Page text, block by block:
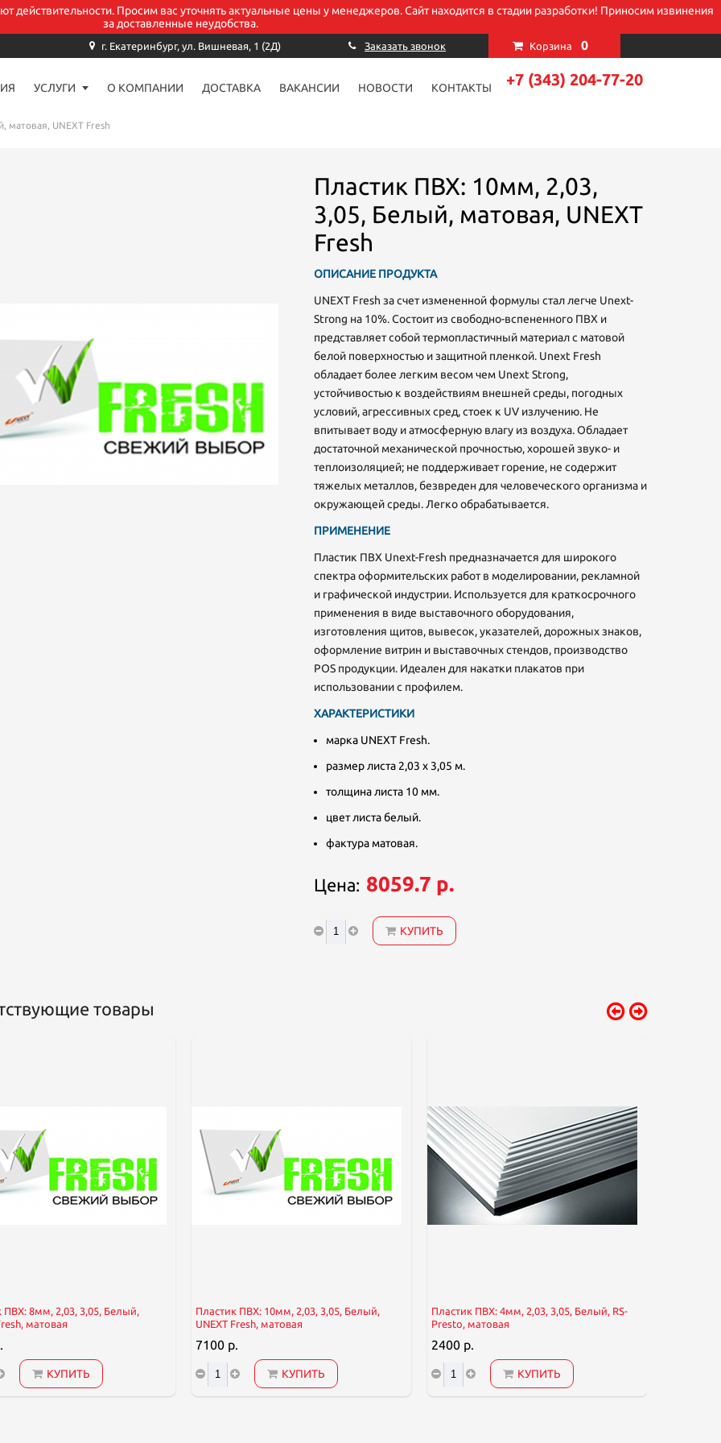
действительности. Просим вас уточнять актуальные цены у менеджеров. Сайт находится в стадии разработки! Приносим извинения
за доставленные неудобства.
г. Екатеринбург, ул. Вишневая, 1 (2Д) Заказать звонок
звонок ×
полностью соответствуют Федеральному закону «О персональных данных» от 27 июля
г. № 152-ФЗ (в частности, пп. 10 п. 1 ст. 6, ст. 8, пп. 4 п. 2 ст. 22), а также выражаю свое согласие
При этом компания обязуется обрабатывать персональные данные, соблюдая их
Корзина 0
УСЛУГИ О КОМПАНИИ ДОСТАВКА ВАКАНСИИ НОВОСТИ КОНТАКТЫ +7 (343) 204-77-20
матовая, UNEXT Fresh
Пластик ПВХ: 10мм, 2,03,
3,05, Белый, матовая, UNEXT
Fresh
ОПИСАНИЕ ПРОДУКТА
UNEXT Fresh за счет измененной формулы стал легче Unext-
Strong на 10%. Состоит из свободно-вспененного ПВХ и
представляет собой термопластичный материал с матовой
белой поверхностью и защитной пленкой. Unext Fresh
обладает более легким весом чем Unext Strong,
устойчивостью к воздействиям внешней среды, погодных
условий, агрессивных сред, стоек к UV излучению. Не
впитывает воду и атмосферную влагу из воздуха. Обладает
достаточной механической прочностью, хорошей звуко- и
теплоизоляцией; не поддерживает горение, не содержит
тяжелых металлов, безвреден для человеческого организма и
окружающей среды. Легко обрабатывается.
ПРИМЕНЕНИЕ
Пластик ПВХ Unext-Fresh предназначается для широкого
спектра оформительских работ в моделировании, рекламной
и графической индустрии. Используется для краткосрочного
применения в виде выставочного оборудования,
изготовления щитов, вывесок, указателей, дорожных знаков,
оформление витрин и выставочных стендов, производство
POS продукции. Идеален для накатки плакатов при
использовании с профилем.
ХАРАКТЕРИСТИКИ
марка UNEXT Fresh.
размер листа 2,03 х 3,05 м.
толщина листа 10 мм.
цвет листа белый.
фактура матовая.
Цена: 8059.7 р.
КУПИТЬ
товары
ПВХ: 8мм, 2,03, 3,05, Белый,
матовая
КУПИТЬ
Пластик ПВХ: 10мм, 2,03, 3,05, Белый,
UNEXT Fresh, матовая
7100 р.
КУПИТЬ
Пластик ПВХ: 4мм, 2,03, 3,05, Белый, RS-
Presto, матовая
2400 р.
КУПИТЬ